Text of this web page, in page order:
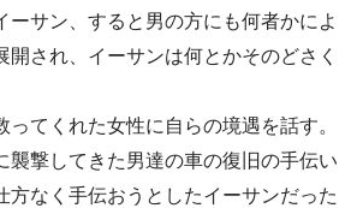
サン、すると男の方にも何者かによ
開され、イーサンは何とかそのどさく
てくれた女性に自らの境遇を話す。
襲撃してきた男達の車の復旧の手伝い
方なく手伝おうとしたイーサンだった